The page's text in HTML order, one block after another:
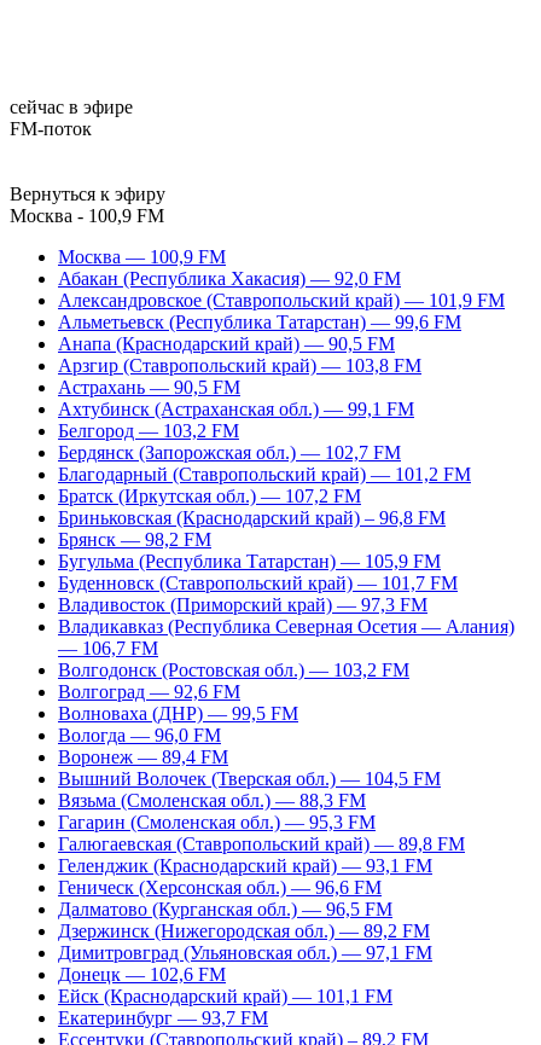
сейчас в эфире
FM-поток
Вернуться к эфиру
Москва - 100,9 FM
Москва — 100,9 FM
Абакан (Республика Хакасия) — 92,0 FM
Александровское (Ставропольский край) — 101,9 FM
Альметьевск (Республика Татарстан) — 99,6 FM
Анапа (Краснодарский край) — 90,5 FM
Арзгир (Ставропольский край) — 103,8 FM
Астрахань — 90,5 FM
Ахтубинск (Астраханская обл.) — 99,1 FM
Белгород — 103,2 FM
Бердянск (Запорожская обл.) — 102,7 FM
Благодарный (Ставропольский край) — 101,2 FM
Братск (Иркутская обл.) — 107,2 FM
Бриньковская (Краснодарский край) – 96,8 FM
Брянск — 98,2 FM
Бугульма (Республика Татарстан) — 105,9 FM
Буденновск (Ставропольский край) — 101,7 FM
Владивосток (Приморский край) — 97,3 FM
Владикавказ (Республика Северная Осетия — Алания)
— 106,7 FM
Волгодонск (Ростовская обл.) — 103,2 FM
Волгоград — 92,6 FM
Волноваха (ДНР) — 99,5 FM
Вологда — 96,0 FM
Воронеж — 89,4 FM
Вышний Волочек (Тверская обл.) — 104,5 FM
Вязьма (Смоленская обл.) — 88,3 FM
Гагарин (Смоленская обл.) — 95,3 FM
Галюгаевская (Ставропольский край) — 89,8 FM
Геленджик (Краснодарский край) — 93,1 FM
Геническ (Херсонская обл.) — 96,6 FM
Далматово (Курганская обл.) — 96,5 FM
Дзержинск (Нижегородская обл.) — 89,2 FM
Димитровград (Ульяновская обл.) — 97,1 FM
Донецк — 102,6 FM
Ейск (Краснодарский край) — 101,1 FM
Екатеринбург — 93,7 FM
Ессентуки (Ставропольский край) – 89,2 FM